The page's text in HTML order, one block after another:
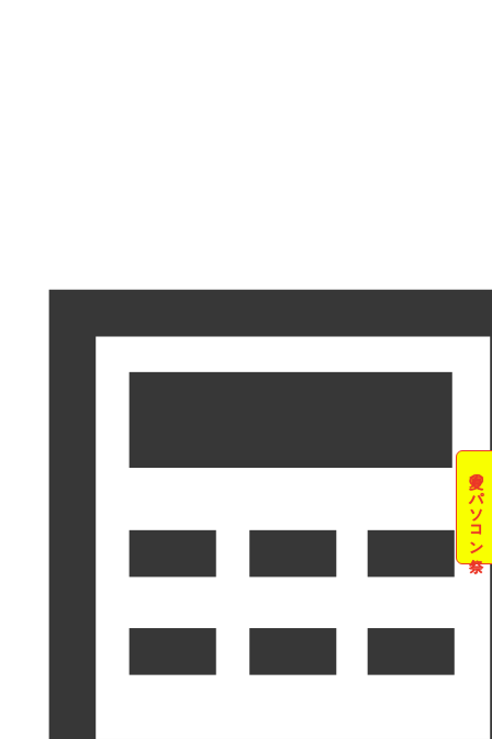
夏のパソコン祭